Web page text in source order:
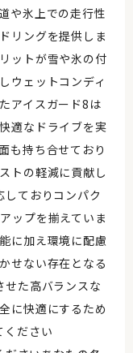
や氷上での走行性
リングを提供しま
ットが雪や氷の付
ウェットコンディ
アイスガード8は
適なドライブを実
も持ち合せており
トの軽減に貢献し
ておりコンパク
ップを揃えていま
に加え環境に配慮
せない存在となる
せた高バランスな
に快適にするため
ください